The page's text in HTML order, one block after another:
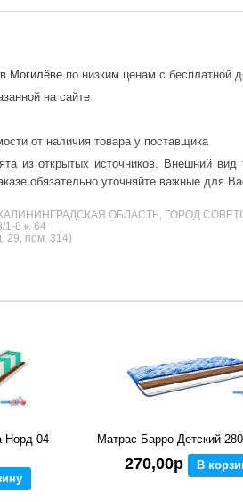
Могилёве по низким ценам с бесплатной
на сайте
от наличия товара у поставщика
из открытых источников. Внешний
обязательно уточняйте важные для
КАЛИНИНГРАДСКАЯ ОБЛАСТЬ, ГОРОД
8 к. 64
29, пом. 314)
Норд 04
Матрас Барро Детский
270,00р В